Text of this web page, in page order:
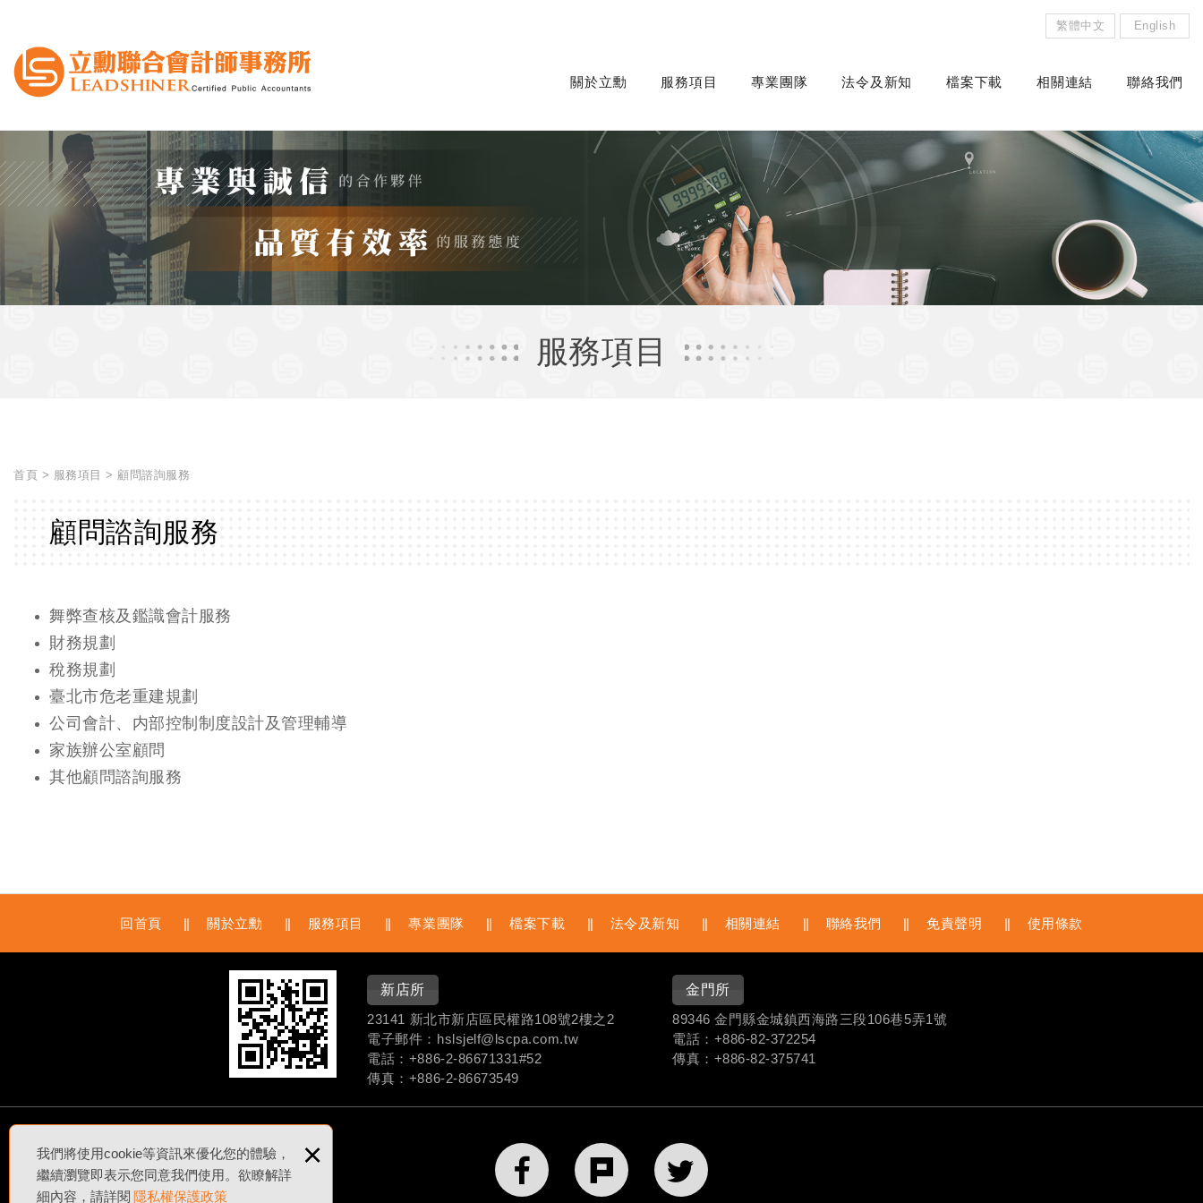
我們將使用cookie等資訊來優化您的體驗，
繼續瀏覽即表示您同意我們使用。欲瞭解詳
細內容，請詳閱 隱私權保護政策
×
繁體中文 English
關於立勳 服務項目 專業團隊 法令及新知 檔案下載 相關連結 聯絡我們
服務項目
首頁 服務項目 顧問諮詢服務
顧問諮詢服務
舞弊查核及鑑識會計服務
財務規劃
稅務規劃
臺北市危老重建規劃
公司會計、内部控制制度設計及管理輔導
家族辦公室顧問
其他顧問諮詢服務
回首頁 關於立勳 服務項目 專業團隊 檔案下載 法令及新知 相關連結 聯絡我們 免責聲明 使用條款
新店所
23141 新北市新店區民權路108號2樓之2
電子郵件：hslsjelf@lscpa.com.tw
電話：+886-2-86671331#52
傳真：+886-2-86673549
金門所
89346 金門縣金城鎮西海路三段106巷5弄1號
電話：+886-82-372254
傳真：+886-82-375741